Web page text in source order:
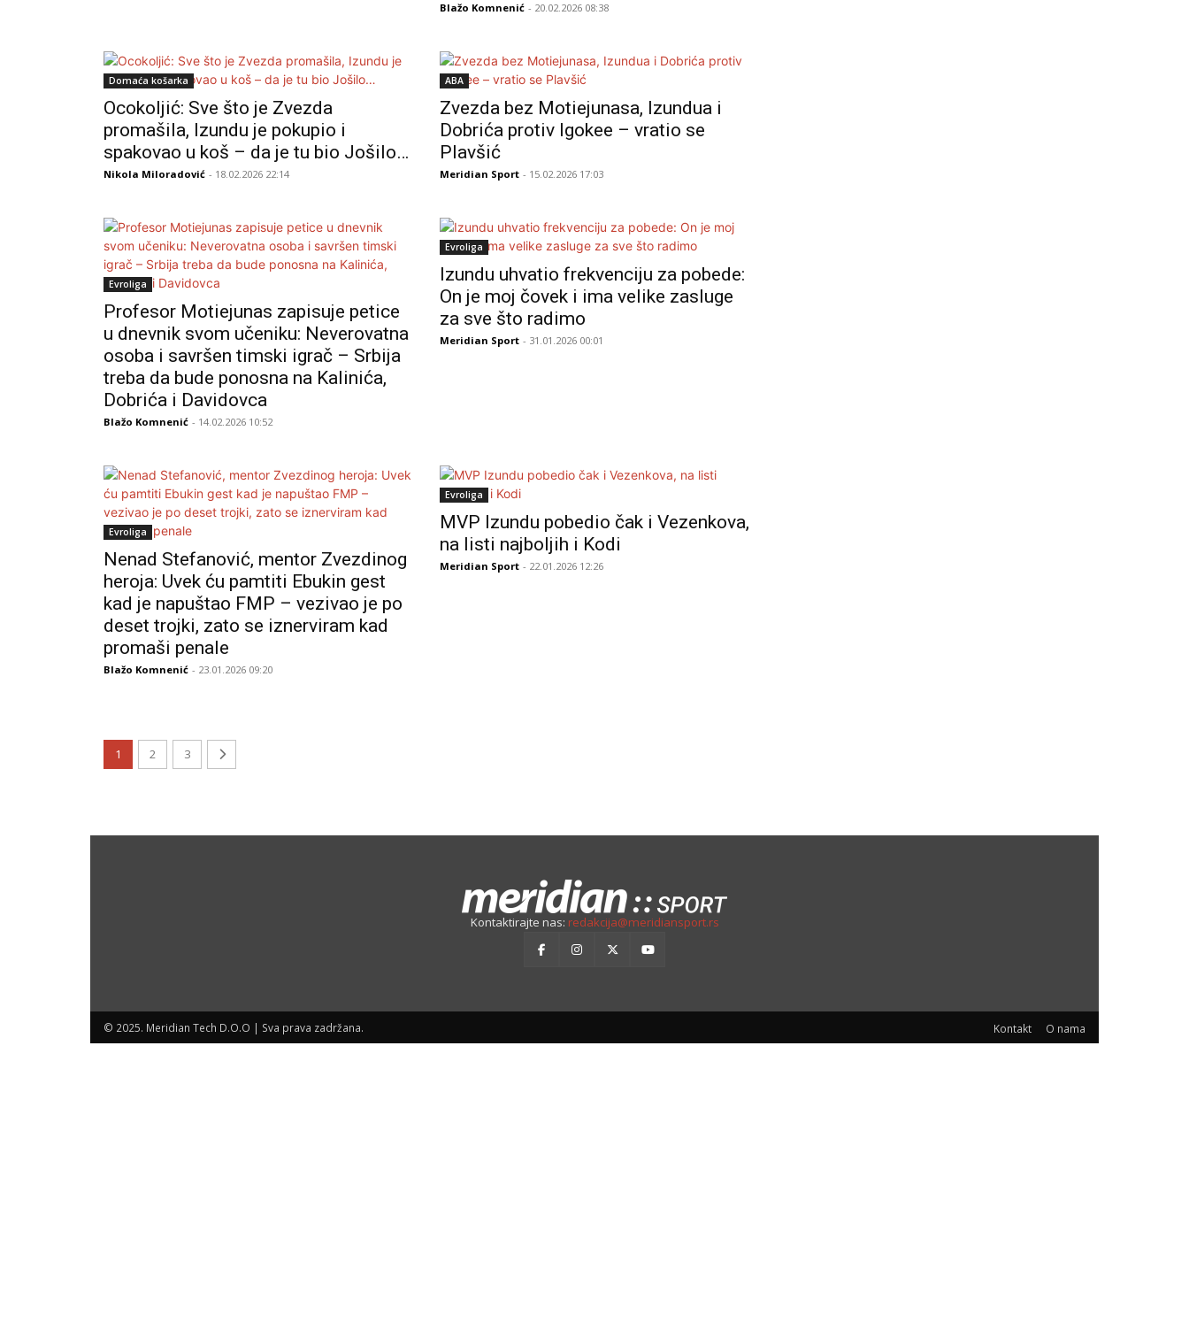
Blažo Komnenić - 20.02.2026 08:38
Domaća košarka
Ocokoljić: Sve što je Zvezda
promašila, Izundu je pokupio i
spakovao u koš – da je tu bio Jošilo…
Nikola Miloradović - 18.02.2026 22:14
ABA
Zvezda bez Motiejunasa, Izundua i
Dobrića protiv Igokee – vratio se
Plavšić
Meridian Sport - 15.02.2026 17:03
Evroliga
Profesor Motiejunas zapisuje petice
u dnevnik svom učeniku: Neverovatna
osoba i savršen timski igrač – Srbija
treba da bude ponosna na Kalinića,
Dobrića i Davidovca
Blažo Komnenić - 14.02.2026 10:52
Evroliga
Izundu uhvatio frekvenciju za pobede:
On je moj čovek i ima velike zasluge
za sve što radimo
Meridian Sport - 31.01.2026 00:01
Evroliga
Nenad Stefanović, mentor Zvezdinog
heroja: Uvek ću pamtiti Ebukin gest
kad je napuštao FMP – vezivao je po
deset trojki, zato se iznerviram kad
promaši penale
Blažo Komnenić - 23.01.2026 09:20
Evroliga
MVP Izundu pobedio čak i Vezenkova,
na listi najboljih i Kodi
Meridian Sport - 22.01.2026 12:26
1 2 3
Kontaktirajte nas: redakcija@meridiansport.rs
© 2025. Meridian Tech D.O.O | Sva prava zadržana. Kontakt O nama